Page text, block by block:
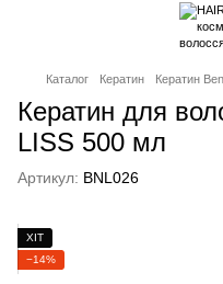
Каталог Кератин Кератин
Кератин для
LISS 500 мл
Артикул: BNL026
ХІТ
−14%